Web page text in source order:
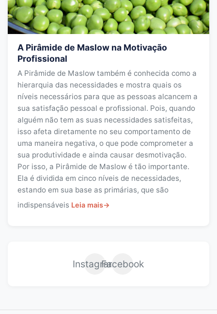
A Pirâmide de Maslow na Motivação
Profissional
A Pirâmide de Maslow também é conhecida como a
hierarquia das necessidades e mostra quais os
níveis necessários para que as pessoas alcancem a
sua satisfação pessoal e profissional. Pois, quando
alguém não tem as suas necessidades satisfeitas,
isso afeta diretamente no seu comportamento de
uma maneira negativa, o que pode comprometer a
sua produtividade e ainda causar desmotivação.
Por isso, a Pirâmide de Maslow é tão importante.
Ela é dividida em cinco níveis de necessidades,
estando em sua base as primárias, que são
indispensáveis Leia mais→
InstagramFacebook